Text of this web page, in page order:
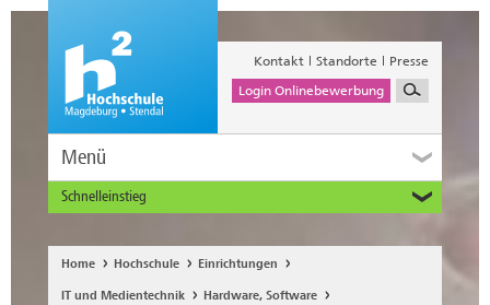
Kontakt Standorte
Presse
Login Onlinebewerbung
Menü
Schnelleinstieg
Alumni
Unternehmen und Institutionen
Home Hochschule Einrichtungen
IT und Medientechnik Hardware, Software